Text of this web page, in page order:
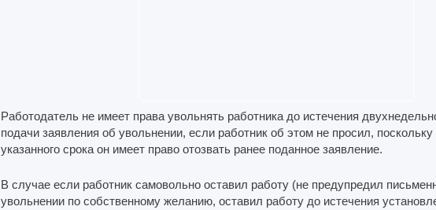
Работодатель не имеет права увольнять работника до истечения
подачи заявления об увольнении, если работник об этом не просил,
указанного срока он имеет право отозвать ранее поданное заявление.
В случае если работник самовольно оставил работу (не предупредил
увольнении по собственному желанию, оставил работу до истечения